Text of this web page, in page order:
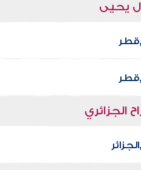
يحيى
,قطر
,قطر
الجزائري